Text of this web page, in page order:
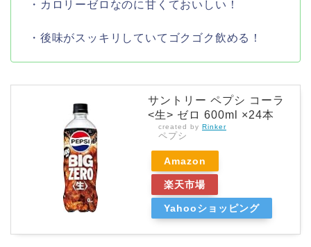
・カロリーゼロなのに甘くておいしい！
・後味がスッキリしていてゴクゴク飲める！
サントリー ペプシ コーラ
<生> ゼロ 600ml ×24本
created by Rinker
ペプシ
Amazon
楽天市場
Yahooショッピング